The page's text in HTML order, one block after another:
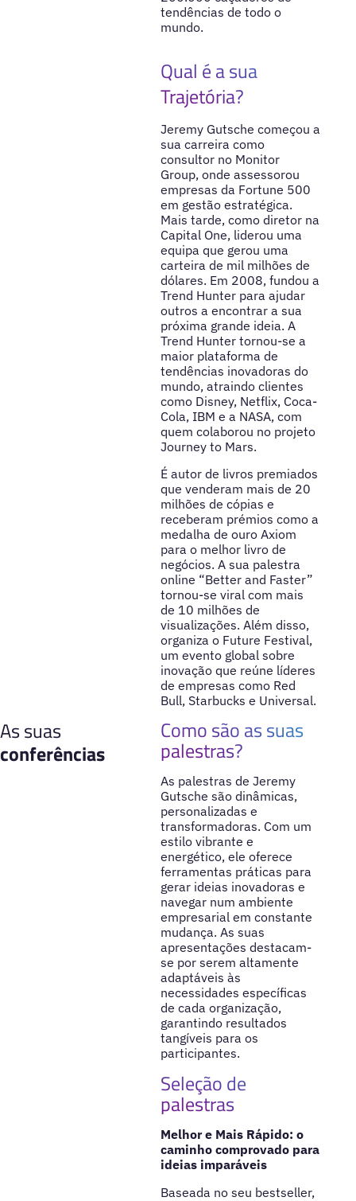
tendências de todo o
mundo.
Qual é a sua
Trajetória?
Jeremy Gutsche começou a
sua carreira como
consultor no Monitor
Group, onde assessorou
empresas da Fortune 500
em gestão estratégica.
Mais tarde, como diretor na
Capital One, liderou uma
equipa que gerou uma
carteira de mil milhões de
dólares. Em 2008, fundou a
Trend Hunter para ajudar
outros a encontrar a sua
próxima grande ideia. A
Trend Hunter tornou-se a
maior plataforma de
tendências inovadoras do
mundo, atraindo clientes
como Disney, Netflix, Coca-
Cola, IBM e a NASA, com
quem colaborou no projeto
Journey to Mars.
É autor de livros premiados
que venderam mais de 20
milhões de cópias e
receberam prémios como a
medalha de ouro Axiom
para o melhor livro de
negócios. A sua palestra
online “Better and Faster”
tornou-se viral com mais
de 10 milhões de
visualizações. Além disso,
organiza o Future Festival,
um evento global sobre
inovação que reúne líderes
de empresas como Red
Bull, Starbucks e Universal.
As suas
conferências
Como são as suas
palestras?
As palestras de Jeremy
Gutsche são dinâmicas,
personalizadas e
transformadoras. Com um
estilo vibrante e
energético, ele oferece
ferramentas práticas para
gerar ideias inovadoras e
navegar num ambiente
empresarial em constante
mudança. As suas
apresentações destacam-
se por serem altamente
adaptáveis às
necessidades específicas
de cada organização,
garantindo resultados
tangíveis para os
participantes.
Seleção de
palestras
Melhor e Mais Rápido: o
caminho comprovado para
ideias imparáveis
Baseada no seu bestseller,